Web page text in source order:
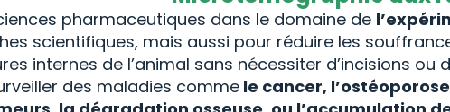
pharmaceutiques dans le domaine de
scientifiques, mais aussi pour réduire les
internes de l’animal sans nécessiter d’incisions ou
des maladies comme le cancer,